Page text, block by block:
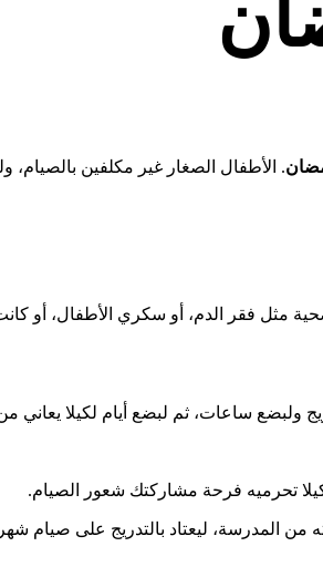
. الأطفال الصغار غير مكلفين بالصيام،
مثل فقر الدم، أو سكري الأطفال، أو
ولبضع ساعات، ثم لبضع أيام لكيلا يعاني
تحرميه فرحة مشاركتك شعور الصيام.
المدرسة، ليعتاد بالتدريج على صيام